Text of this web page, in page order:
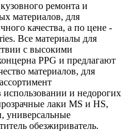
ремонта и
материалов, для
качества, а по цене -
Все материалы для
с высокими
PPG и предлагают
материалов, для
и недорогих
лаки MS и НS,
универсальные
обезжириватель.